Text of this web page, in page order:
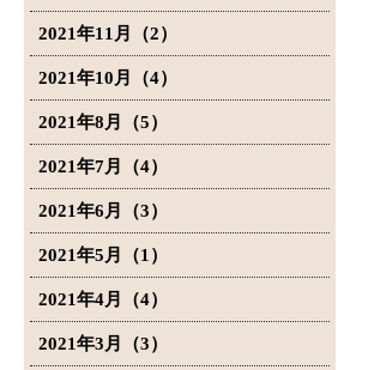
2021年11月（2）
2021年10月（4）
2021年8月（5）
2021年7月（4）
2021年6月（3）
2021年5月（1）
2021年4月（4）
2021年3月（3）